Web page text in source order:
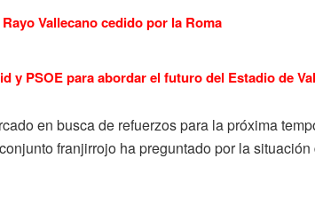
Vallecano cedido por la Roma
y PSOE para abordar el futuro del Estadio de
en busca de refuerzos para la próxima
franjirrojo ha preguntado por la